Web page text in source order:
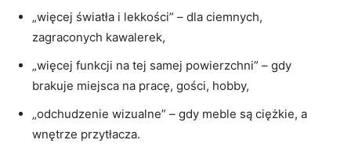
„więcej światła i lekkości” – dla ciemnych,
zagraconych kawalerek,
„więcej funkcji na tej samej powierzchni” – gdy
brakuje miejsca na pracę, gości, hobby,
„odchudzenie wizualne” – gdy meble są ciężkie, a
wnętrze przytłacza.